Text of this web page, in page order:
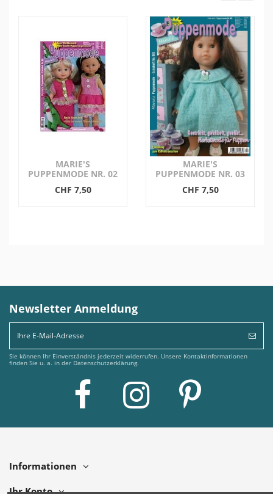
MARIE'S
PUPPENMODE NR. 02
CHF 7,50
MARIE'S
PUPPENMODE NR. 03
CHF 7,50
Newsletter Anmeldung
Sie können Ihr Einverständnis jederzeit widerrufen. Unsere Kontaktinformationen
finden Sie u. a. in der Datenschutzerklärung.
Informationen
Ihr Konto